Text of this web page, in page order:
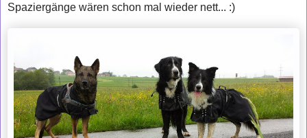
Spaziergänge wären schon mal wieder nett... :)